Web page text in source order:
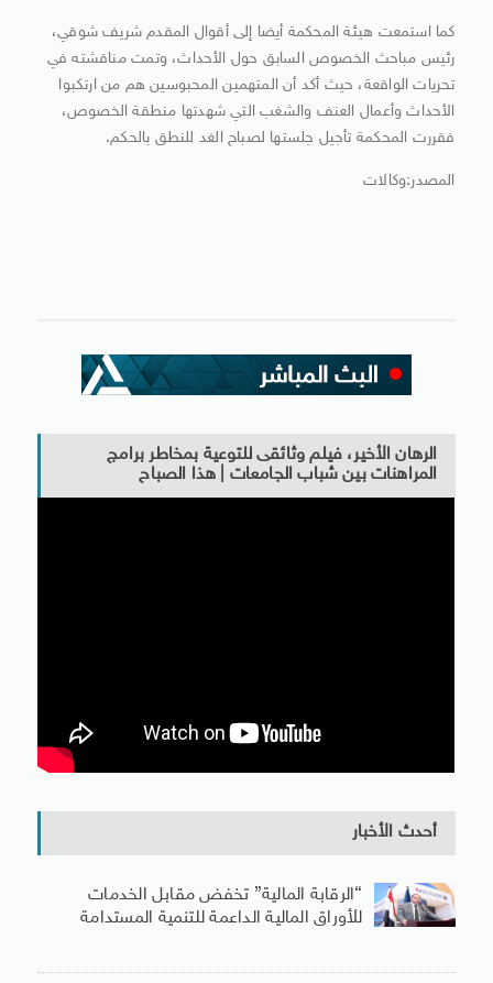
كما استمعت هيئة المحكمة أيضا إلى أقوال المقدم شريف شوقي،
رئيس مباحث الخصوص السابق حول الأحداث، وتمت مناقشته في
تحريات الواقعة، حيث أكد أن المتهمين المحبوسين هم من ارتكبوا
الأحداث وأعمال العنف والشغب التي شهدتها منطقة الخصوص،
فقررت المحكمة تأجيل جلستها لصباح الغد للنطق بالحكم.
المصدر:وكالات
الرهان الأخير، فيلم وثائقى للتوعية بمخاطر برامج
المراهنات بين شباب الجامعات | هذا الصباح
أحدث الأخبار
“الرقابة المالية” تخفض مقابل الخدمات
للأوراق المالية الداعمة للتنمية المستدامة